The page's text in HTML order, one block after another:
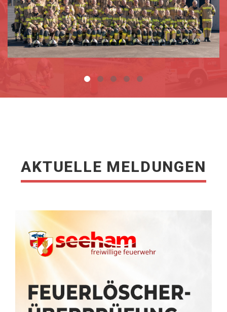
AKTUELLE MELDUNGEN
MEHR ERFAHREN